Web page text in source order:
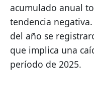
acumulado anual
tendencia
del año se
que implica una
período de 2025.